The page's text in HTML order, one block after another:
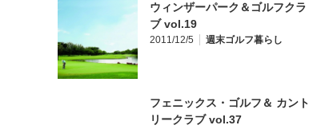
ウィンザーパーク＆ゴルフクラ
ブ vol.19
2011/12/5 週末ゴルフ暮らし
フェニックス・ゴルフ＆ カント
リークラブ vol.37